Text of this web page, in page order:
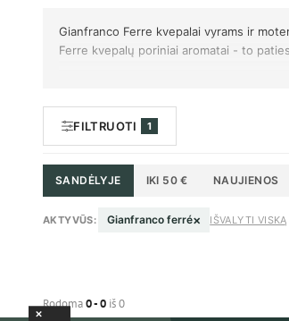
Gianfranco Ferre kvepalai vyrams ir
Ferre kvepalų poriniai aromatai - to
FILTRUOTI 1
SANDĖLYJE IKI 50 € NAUJIENOS
AKTYVŪS: Gianfranco ferré× IŠVALYTI VISKĄ
Rodoma0 - 0 iš 0
×